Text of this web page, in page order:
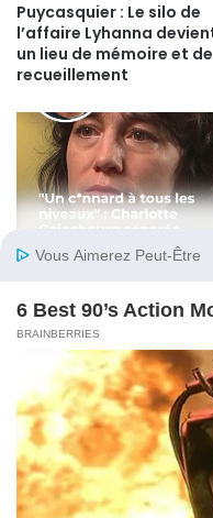
Puycasquier : Le silo de
l’affaire Lyhanna
un lieu de mémoire et de
recueillement
“En gros, mon métier te
Gainsbourg recadre Yvan
Attal en direct dans
© Copyright 2026, All
Politique de cookie